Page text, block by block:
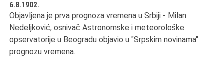
6.8.1902.
Objavljena je prva prognoza vremena u Srbiji - Milan
Nedeljković, osnivač Astronomske i meteorološke
opservatorije u Beogradu objavio u "Srpskim novinama"
prognozu vremena.